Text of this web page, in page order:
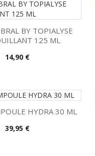
Vista rápida
BY TOPIALYSE
125 ML
Precio
14,90 €
Vista rápida
HYDRA 30 ML
Precio
39,95 €